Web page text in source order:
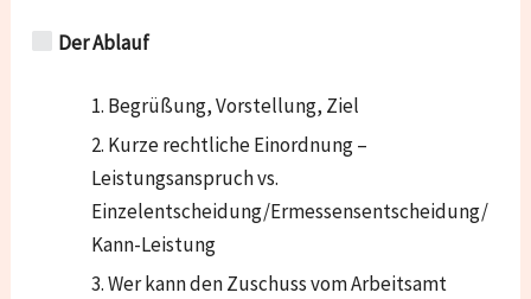
Der Ablauf
Begrüßung, Vorstellung, Ziel
Kurze rechtliche Einordnung –
Leistungsanspruch vs.
Einzelentscheidung/Ermessensentscheidung/
Kann-Leistung
Wer kann den Zuschuss vom Arbeitsamt